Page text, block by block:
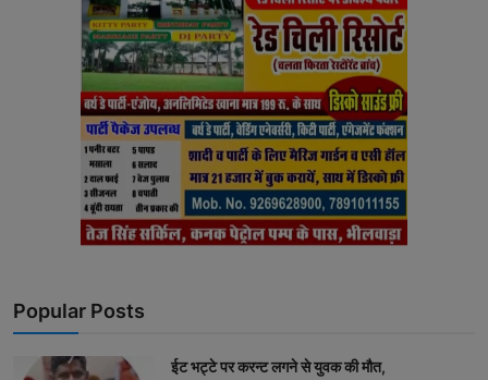
Popular Posts
ईट भट्टे पर करन्ट लगने से युवक की मौत,